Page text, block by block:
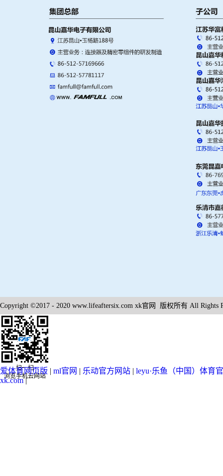
Copyright ©2017 - 2020 www.lifeaftersix.com xk官网 版权
扫一扫
浏览手机云网站
爱体育网页版 | ml官网 | 乐动官方网站 | leyu·乐鱼（中国）体育
xk.com|